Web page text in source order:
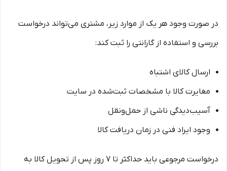
در صورت وجود هر یک از موارد زیر، مشتری می‌تواند درخواست
بررسی و استفاده از گارانتی را ثبت کند:
ارسال کالای اشتباه
مغایرت کالا با مشخصات ثبت‌شده در سایت
آسیب‌دیدگی ناشی از حمل‌ونقل
وجود ایراد فنی در زمان دریافت کالا
درخواست مرجوعی باید حداکثر تا ۷ روز پس از تحویل کالا به